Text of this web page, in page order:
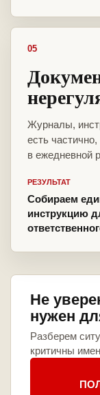
05
Журналы,
есть
в ежедневной
РЕЗУЛЬТАТ
Собираем
инструкцию
Не
нужен
Разберем
критичны